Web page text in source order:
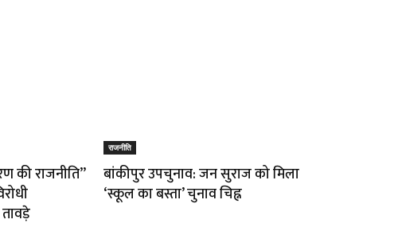
की राजनीति”
राजनीति
बांकीपुर उपचुनाव: जन सुराज को मिला
‘स्कूल का बस्ता’ चुनाव चिह्न